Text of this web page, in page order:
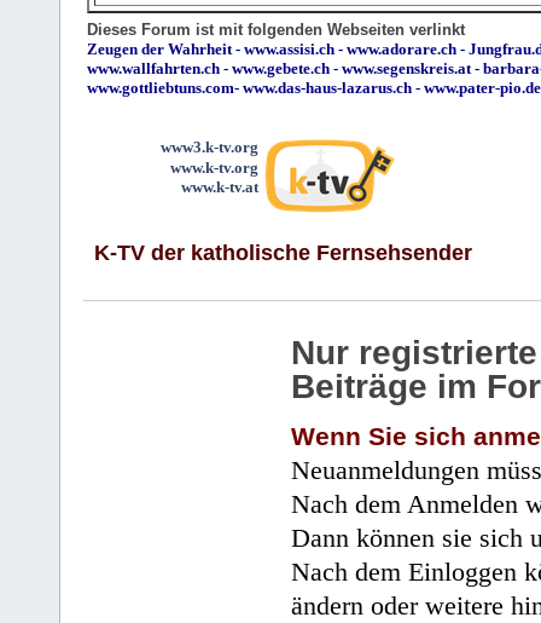
Dieses Forum ist mit folgenden Webseiten verlinkt
Zeugen der Wahrheit - www.assisi.ch - www.adorare.ch -
www.wallfahrten.ch - www.gebete.ch - www.segenskreis.at -
www.gottliebtuns.com- www.das-haus-lazarus.ch - www.pater-pio.de
www3.k-tv.org
www.k-tv.org
www.k-tv.at
K-TV der katholische Fernsehsender
Nur
Beiträge im
Wenn Sie sich
Neuanmeldungen
Nach dem Anmelden
Dann können sie sich
Nach dem Einloggen
ändern oder weitere